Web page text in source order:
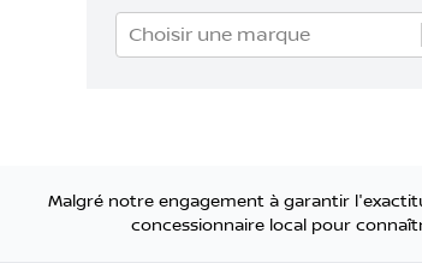
Choisir une marque
Malgré notre engagement à garantir
concessionnaire local pour